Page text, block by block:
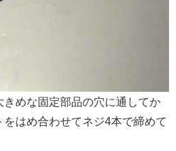
きめな固定部品の穴に通してか
はめ合わせてネジ4本で締めて